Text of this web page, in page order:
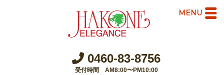
0460-83-8756
受付時間 AM8:00〜PM10:00
MENU